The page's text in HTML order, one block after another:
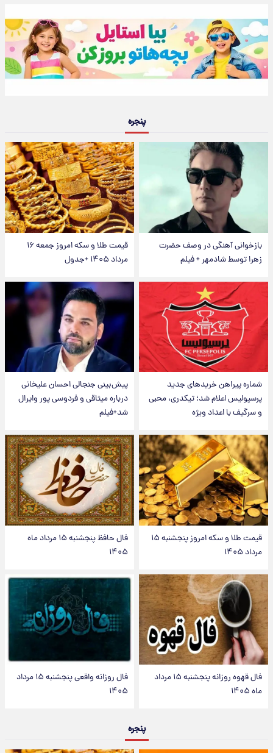
پنجره
بازخوانی آهنگی در وصف حضرت
زهرا توسط شادمهر + فیلم
قیمت طلا و سکه امروز جمعه ۱۶
مرداد ۱۴۰۵ +جدول
شماره پیراهن خریدهای جدید
پرسپولیس اعلام شد؛ تیکدری، محبی
و سرگیف با اعداد ویژه
پیش‌بینی جنجالی احسان علیخانی
درباره میثاقی و فردوسی پور وایرال
شد+فیلم
قیمت طلا و سکه امروز پنجشنبه ۱۵
مرداد ۱۴۰۵
فال حافظ پنجشنبه ۱۵ مرداد ماه
۱۴۰۵
فال قهوه روزانه پنجشنبه ۱۵ مرداد
ماه ۱۴۰۵
فال روزانه واقعی پنجشنبه ۱۵ مرداد
۱۴۰۵
پنجره